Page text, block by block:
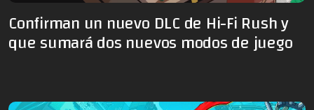
Confirman un nuevo DLC de Hi-Fi Rush y
que sumará dos nuevos modos de juego